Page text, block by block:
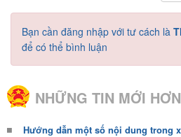
Bạn cần đăng nhập với tư cách là
để có thể bình luận
NHỮNG TIN MỚI HƠN
Hướng dẫn một số nội dung trong